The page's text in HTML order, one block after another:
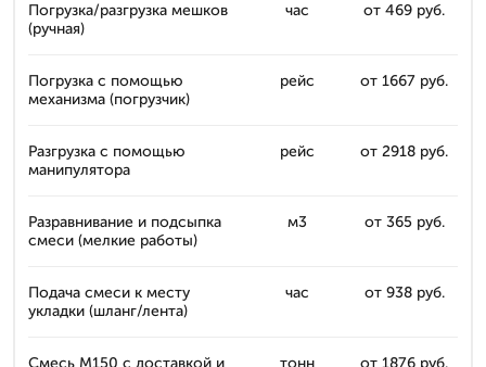
Погрузка/разгрузка мешков
(ручная)
час от 469 руб.
Погрузка с помощью
механизма (погрузчик)
рейс от 1667 руб.
Разгрузка с помощью
манипулятора
рейс от 2918 руб.
Разравнивание и подсыпка
смеси (мелкие работы)
м3 от 365 руб.
Подача смеси к месту
укладки (шланг/лента)
час от 938 руб.
Смесь М150 с доставкой и
тонн от 1876 руб.